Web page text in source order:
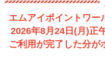
エムアイポイントワー
2026年8月24日(月)正
ご利用が完了した分が